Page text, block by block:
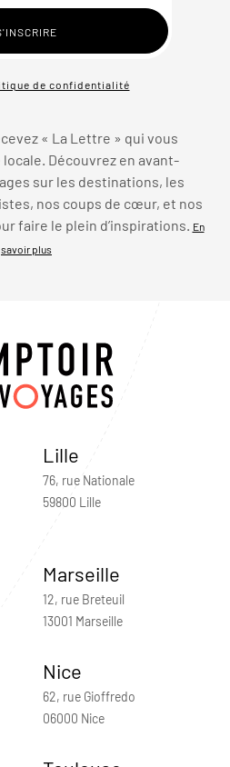
de confidentialité
« La Lettre » qui vous
Découvrez en avant-
sur les destinations, les
nos coups de cœur, et nos
faire le plein d’inspirations.
En
savoir plus
Lille
76, rue Nationale
59800 Lille
Marseille
12, rue Breteuil
13001 Marseille
Nice
62, rue Gioffredo
06000 Nice